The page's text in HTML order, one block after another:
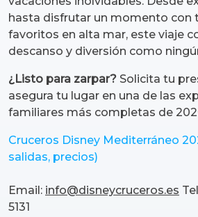
hasta disfrutar un momento con
favoritos en alta mar, este viaje
descanso y diversión como
¿Listo para zarpar? Solicita tu
asegura tu lugar en una de las
familiares más completas de
Cruceros Disney Mediterráneo
salidas, precios)
Email: info@disneycruceros.es
5131